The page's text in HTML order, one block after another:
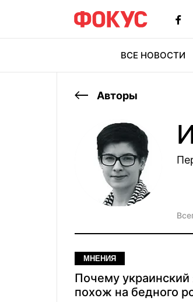
ВСЕ НОВОСТИ
Авторы
МНЕНИЯ
Почему украинский
похож на бедного